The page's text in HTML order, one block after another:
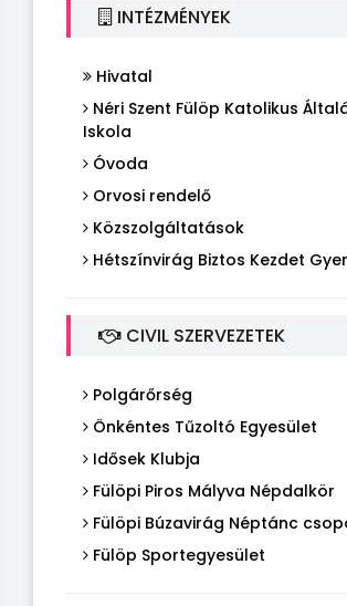
INTÉZMÉNYEK
Hivatal
Néri Szent Fülöp Katolikus
Iskola
Óvoda
Orvosi rendelő
Közszolgáltatások
Hétszínvirág Biztos Kezdet
CIVIL SZERVEZETEK
Polgárőrség
Önkéntes Tűzoltó Egyesület
Idősek Klubja
Fülöpi Piros Mályva Népdalkör
Fülöpi Búzavirág Néptánc
Fülöp Sportegyesület